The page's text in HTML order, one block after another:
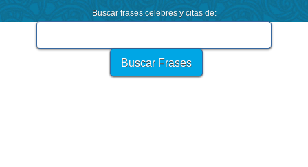
Buscar frases celebres y citas de: